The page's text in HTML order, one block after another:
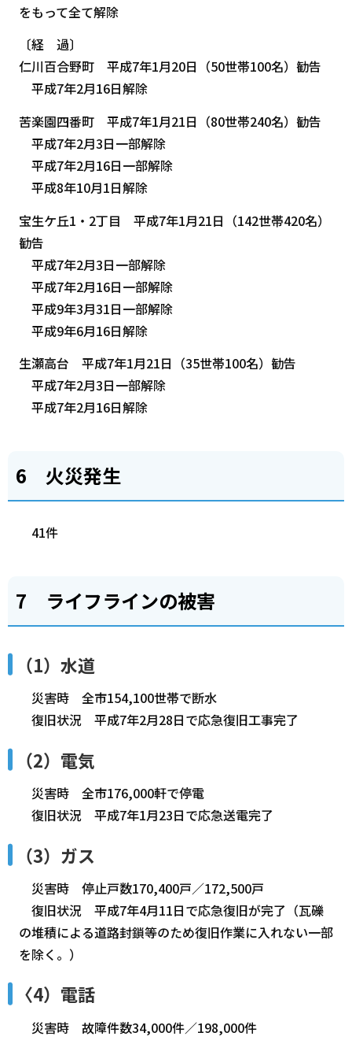
をもって全て解除
〔経 過〕
仁川百合野町 平成7年1月20日（50世帯100名）勧告
平成7年2月16日解除
苦楽園四番町 平成7年1月21日（80世帯240名）勧告
平成7年2月3日一部解除
平成7年2月16日一部解除
平成8年10月1日解除
宝生ケ丘1・2丁目 平成7年1月21日（142世帯420名）
勧告
平成7年2月3日一部解除
平成7年2月16日一部解除
平成9年3月31日一部解除
平成9年6月16日解除
生瀬高台 平成7年1月21日（35世帯100名）勧告
平成7年2月3日一部解除
平成7年2月16日解除
6 火災発生
41件
7 ライフラインの被害
（1）水道
災害時 全市154,100世帯で断水
復旧状況 平成7年2月28日で応急復旧工事完了
（2）電気
災害時 全市176,000軒で停電
復旧状況 平成7年1月23日で応急送電完了
（3）ガス
災害時 停止戸数170,400戸／172,500戸
復旧状況 平成7年4月11日で応急復旧が完了（瓦礫
の堆積による道路封鎖等のため復旧作業に入れない一部
を除く。）
〈4）電話
災害時 故障件数34,000件／198,000件